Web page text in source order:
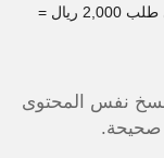
كلما اشتريت أكثر، وفّرت أكثر (100 ريال على طلب 2,000 ريال =
نفس المحتوى
صحيحة.